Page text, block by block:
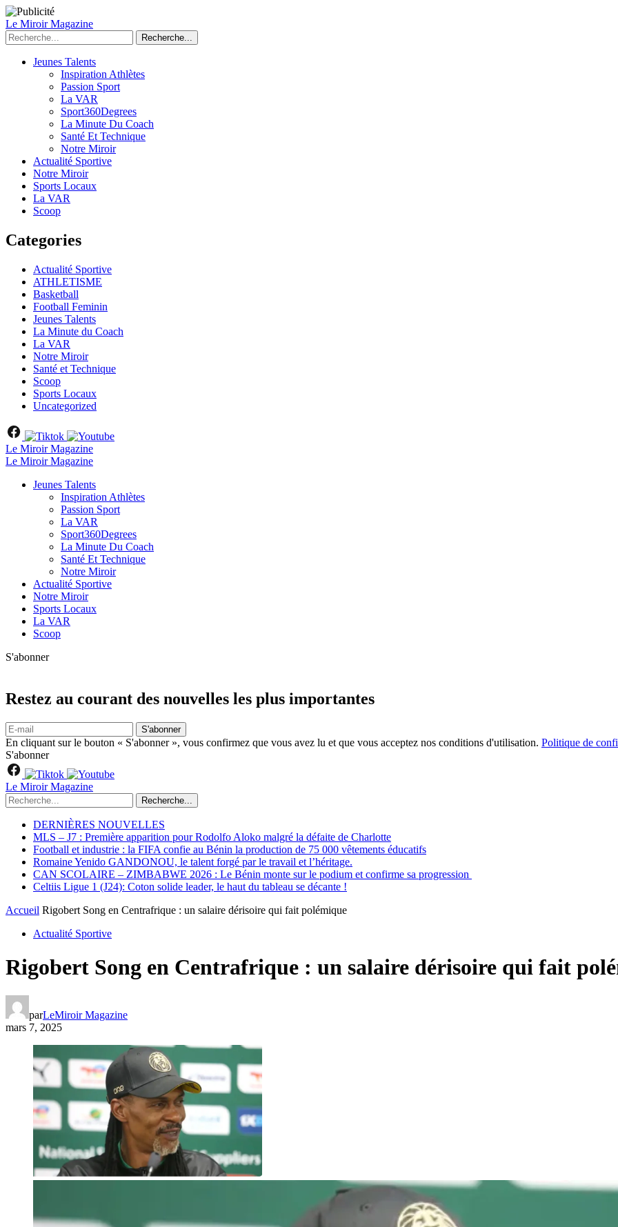
Le Miroir Magazine
Recherche...
Jeunes Talents
Inspiration Athlètes
Passion Sport
La VAR
Sport360Degrees
La Minute Du Coach
Santé Et Technique
Notre Miroir
Actualité Sportive
Notre Miroir
Sports Locaux
La VAR
Scoop
Categories
Actualité Sportive
ATHLETISME
Basketball
Football Feminin
Jeunes Talents
La Minute du Coach
La VAR
Notre Miroir
Santé et Technique
Scoop
Sports Locaux
Uncategorized
Le Miroir Magazine
Le Miroir Magazine
Jeunes Talents
Inspiration Athlètes
Passion Sport
La VAR
Sport360Degrees
La Minute Du Coach
Santé Et Technique
Notre Miroir
Actualité Sportive
Notre Miroir
Sports Locaux
La VAR
Scoop
S'abonner
Restez au courant des nouvelles les plus importantes
S'abonner
En cliquant sur le bouton « S'abonner », vous confirmez que vous avez lu et que vous acceptez nos conditions d'utilisation. Politique de
S'abonner
Le Miroir Magazine
Recherche...
DERNIÈRES NOUVELLES
MLS – J7 : Première apparition pour Rodolfo Aloko malgré la défaite de Charlotte
Football et industrie : la FIFA confie au Bénin la production de 75 000 vêtements éducatifs
Romaine Yenido GANDONOU, le talent forgé par le travail et l’héritage.
CAN SCOLAIRE – ZIMBABWE 2026 : Le Bénin monte sur le podium et confirme sa progression
Celtiis Ligue 1 (J24): Coton solide leader, le haut du tableau se décante !
Accueil Rigobert Song en Centrafrique : un salaire dérisoire qui fait polémique
Actualité Sportive
Rigobert Song en Centrafrique : un salaire dérisoire qui fait
parLeMiroir Magazine
mars 7, 2025